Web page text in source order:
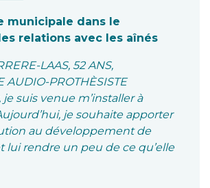
municipale dans le
relations avec les aînés
LAAS, 52 ANS,
AUDIO-PROTHÈSISTE
je suis venue m’installer à
je souhaite apporter
au développement de
lui rendre un peu de ce qu’elle